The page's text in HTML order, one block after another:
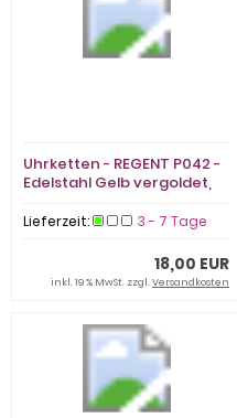
Uhrketten - REGENT P042 -
Edelstahl Gelb vergoldet,
Lieferzeit: 3 - 7 Tage
18,00 EUR
inkl. 19 % MwSt. zzgl.Versandkosten